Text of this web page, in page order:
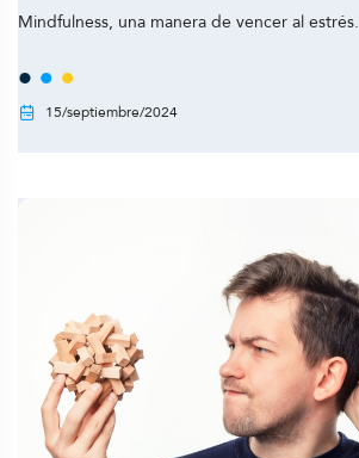
Mindfulness, una manera de vencer al estrés.
15/septiembre/2024